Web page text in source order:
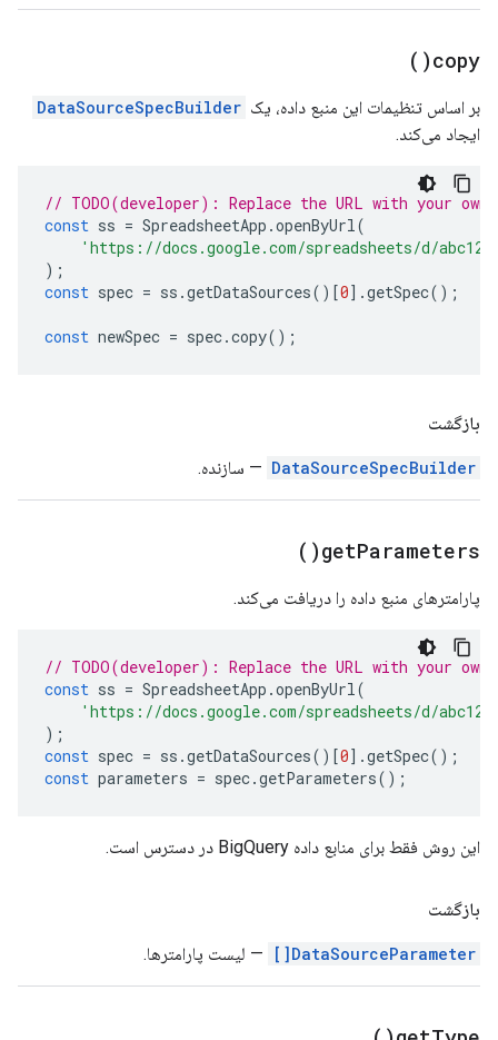
copy(
)
بر اساس تنظیمات این منبع داده، یک DataSourceSpecBuilder
ایجاد می‌کند.
// TODO(developer): Replace the URL with your own.
const ss = SpreadsheetApp .openByUrl(
'https://docs.google.com/spreadsheets/d/
);
const spec = ss .getDataSources()[0].getSpec();
const newSpec = spec.copy();
بازگشت
DataSourceSpecBuilder — سازنده.
getParameters(
)
پارامترهای منبع داده را دریافت می‌کند.
// TODO(developer): Replace the URL with your own.
const ss = SpreadsheetApp .openByUrl(
'https://docs.google.com/spreadsheets/d/
);
const spec = ss .getDataSources()[0].getSpec();
const parameters = spec.getParameters();
این روش فقط برای منابع داده BigQuery در دسترس است.
بازگشت
DataSourceParameter[] — لیست پارامترها.